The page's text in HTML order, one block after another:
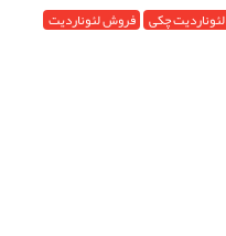
لئوناردیت چکی فروش لئوناردیت